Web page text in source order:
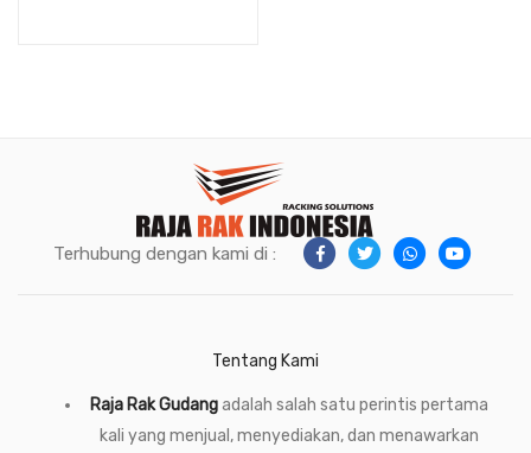
Terhubung dengan kami di :
Tentang Kami
Raja Rak Gudangadalah salah satu perintis pertama
kali yang menjual, menyediakan, dan menawarkan